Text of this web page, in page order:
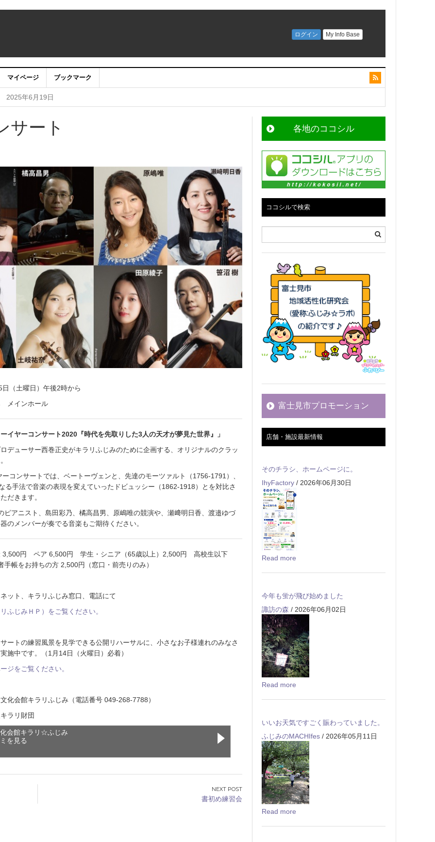
マイページ ブックマーク
の心の風景募集中！ 2025年6月24日
2025年6月19日
ノの音色で感じる優しい春の足音〜
サート
（土曜日）午後2時から
メインホール
イヤーコンサート2020『時代を先取りした3人の天才が夢見た世界』」
デューサー西巻正史がキラリふじみのために企画する、オリジナルのクラッ
コンサートでは、ベートーヴェンと、先達のモーツァルト（1756-1791）、
る手法で音楽の表現を変えていったドビュッシー（1862-1918）とを対比さ
だきます。
ピアニスト、島田彩乃、橘高昌男、原嶋唯の競演や、瀬﨑明日香、渡邉ゆづ
のメンバーが奏でる音楽もご期待ください。
3,500円 ペア 6,500円 学生・シニア（65歳以上）2,500円 高校生以下
帳をお持ちの方 2,500円（窓口・前売りのみ）
ット、キラリふじみ窓口、電話にて
ふじみＨＰ）をご覧ください。
ートの練習風景を見学できる公開リハーサルに、小さなお子様連れのみなさ
施中です。（1月14日（火曜日）必着）
ジをご覧ください。
化会館キラリふじみ（電話番号 049-268-7788）
ラリ財団
会館キラリ☆ふじみ
を見る
書初め練習会
各地のココシル
ココシルで検索
富士見市プロモーション
店舗・施設最新情報
そのチラシ、ホームページに。
IhyFactory / 2026年06月30日
Read more
今年も蛍が飛び始めました
諏訪の森 / 2026年06月02日
Read more
いいお天気ですごく賑わっていました。
ふじみのMACHIfes / 2026年05月11日
Read more